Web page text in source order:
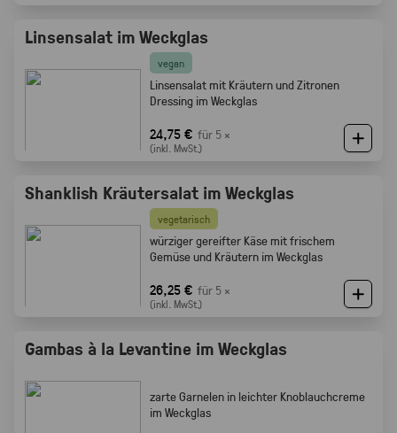
Linsensalat im Weckglas
vegan
Linsensalat mit Kräutern und Zitronen
Dressing im Weckglas
24,75 € für 5 ×
(inkl. MwSt.)
Shanklish Kräutersalat im Weckglas
vegetarisch
würziger gereifter Käse mit frischem
Gemüse und Kräutern im Weckglas
26,25 € für 5 ×
(inkl. MwSt.)
Gambas à la Levantine im Weckglas
zarte Garnelen in leichter Knoblauchcreme
im Weckglas